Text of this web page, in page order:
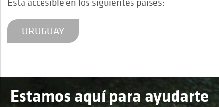
Está accesible en los siguientes países:
URUGUAY
Estamos aquí para ayudarte